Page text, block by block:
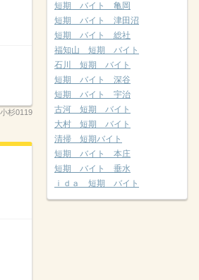
杉0119
短期 バイト 亀岡
短期 バイト 津田沼
短期 バイト 総社
福知山 短期 バイト
石川 短期 バイト
短期 バイト 深谷
短期 バイト 宇治
古河 短期 バイト
大村 短期 バイト
清掃 短期バイト
短期 バイト 本庄
短期 バイト 垂水
ｉｄａ 短期 バイト